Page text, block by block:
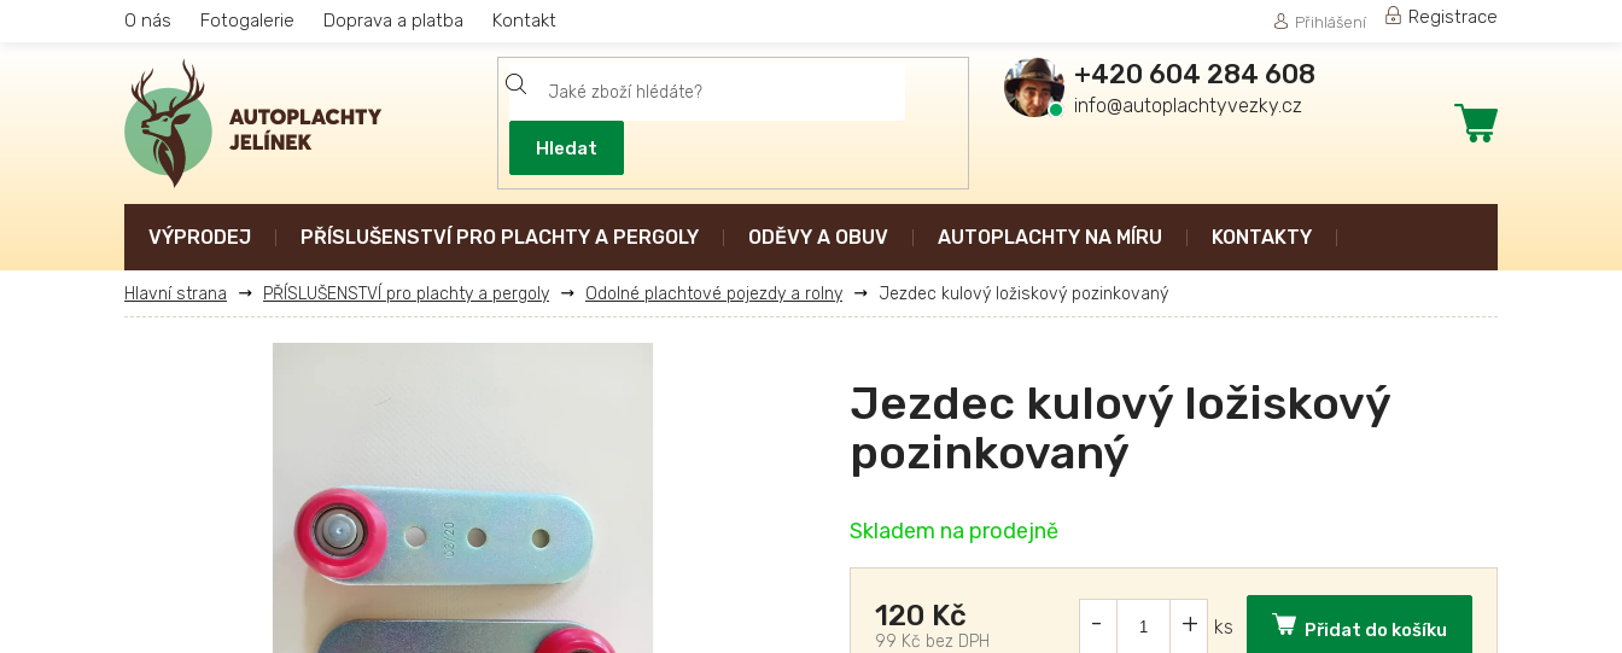
O nás Fotogalerie Doprava a platba Kontakt Registrace
Přihlášení
Hledat
+420 604 284 608
info@autoplachtyvezky.cz
Nákupní
VÝPRODEJ PŘÍSLUŠENSTVÍ PRO PLACHTY A PERGOLY ODĚVY A OBUV AUTOPLACHTY NA MÍRU KONTAKTY
PŘÍSLUŠENSTVÍ pro plachty a pergoly Odolné plachtové pojezdy a rolny Jezdec kulový ložiskový pozinkovaný
Skladem na prodejně
120 Kč
99 Kč bez DPH
Přidat do košíku
Jezdec kulový ložiskový
pozinkovaný